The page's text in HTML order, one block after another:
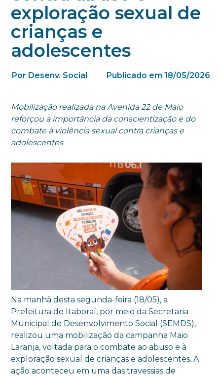
exploração sexual de
crianças e
adolescentes
Por Desenv. Social Publicado em 18/05/2026
Mobilização realizada na Avenida 22 de Maio
reforçou a importância da conscientização e do
combate à violência sexual contra crianças e
adolescentes
Na manhã desta segunda-feira (18/05), a
Prefeitura de Itaboraí, por meio da Secretaria
Municipal de Desenvolvimento Social (SEMDS),
realizou uma mobilização da campanha Maio
Laranja, voltada para o combate ao abuso e à
exploração sexual de crianças e adolescentes. A
ação aconteceu em uma das travessias de